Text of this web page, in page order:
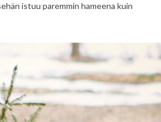
istuu paremmin hameena kuin